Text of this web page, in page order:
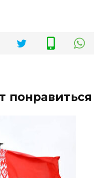
понравиться